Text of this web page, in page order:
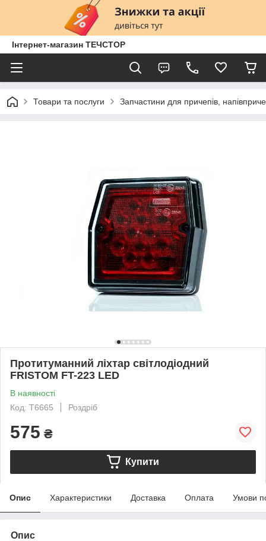
Інтернет-магазин ТЕЧСТОР
Товари та послуги Запчастини для причепів,
Протитуманний ліхтар світлодіодний
FRISTOM FT-223 LED
В наявності
Код: T6665
Роздріб
575 ₴
Купити
Опис Характеристики Доставка Оплата Умови
Опис